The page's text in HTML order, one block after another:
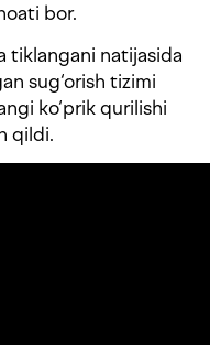
bor.
tiklangani natijasida
sug‘orish tizimi
ko‘prik qurilishi
qildi.